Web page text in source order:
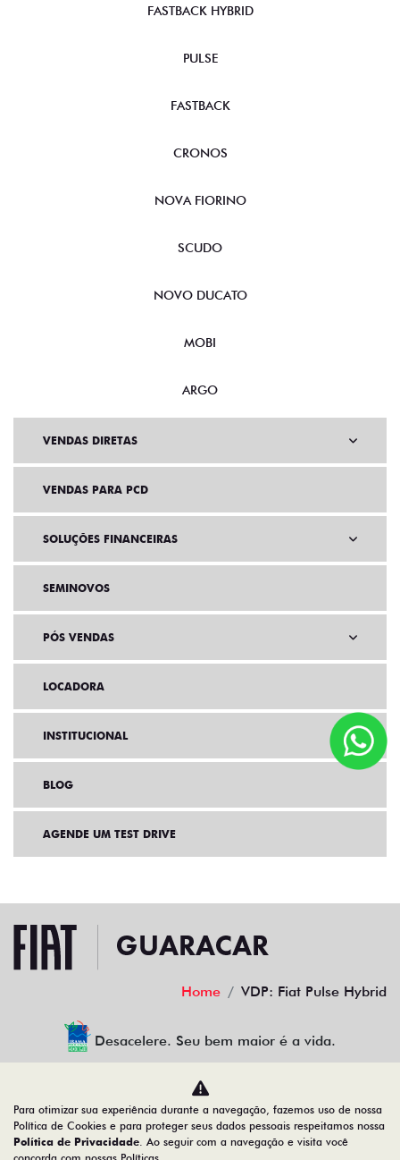
FASTBACK HYBRID
PULSE
FASTBACK
CRONOS
NOVA FIORINO
SCUDO
NOVO DUCATO
MOBI
ARGO
VENDAS DIRETAS
VENDAS PARA PCD
SOLUÇÕES FINANCEIRAS
SEMINOVOS
PÓS VENDAS
LOCADORA
INSTITUCIONAL
BLOG
AGENDE UM TEST DRIVE
Home VDP: Fiat Pulse Hybrid
Desacelere. Seu bem maior é a vida.
GUARACAR COMERCIO DE AUTOMOVEIS LTDA
88.952.577/0007-30
Para otimizar sua experiência durante a navegação, fazemos uso de nossa
Política de Cookies e para proteger seus dados pessoais respeitamos nossa
Política de Privacidade. Ao seguir com a navegação e visita você